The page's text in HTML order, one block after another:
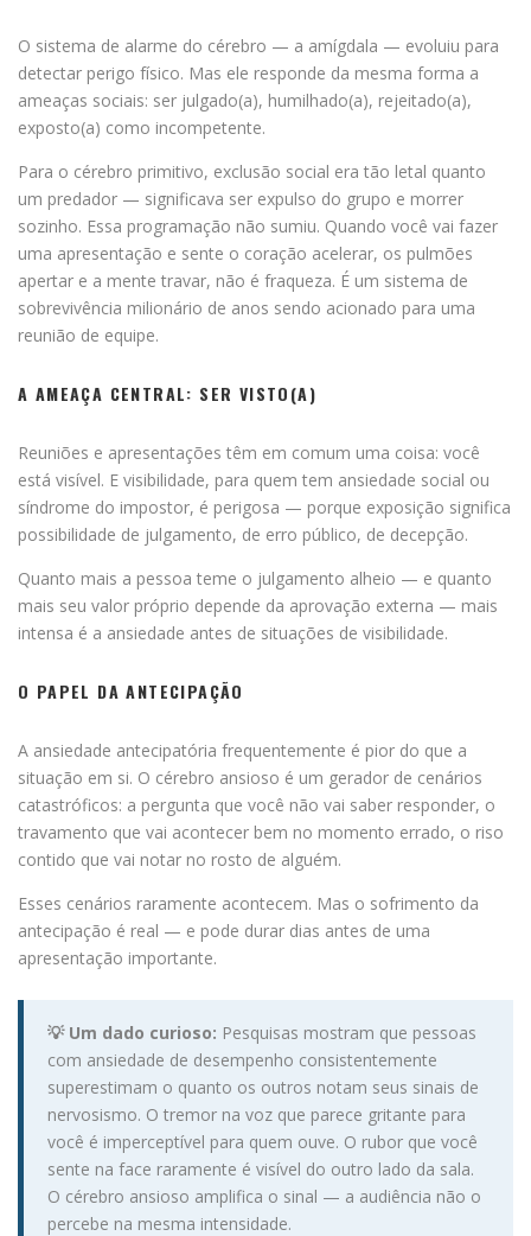
O sistema de alarme do cérebro — a amígdala — evoluiu para
detectar perigo físico. Mas ele responde da mesma forma a
ameaças sociais: ser julgado(a), humilhado(a), rejeitado(a),
exposto(a) como incompetente.
Para o cérebro primitivo, exclusão social era tão letal quanto
um predador — significava ser expulso do grupo e morrer
sozinho. Essa programação não sumiu. Quando você vai fazer
uma apresentação e sente o coração acelerar, os pulmões
apertar e a mente travar, não é fraqueza. É um sistema de
sobrevivência milionário de anos sendo acionado para uma
reunião de equipe.
A AMEAÇA CENTRAL: SER VISTO(A)
Reuniões e apresentações têm em comum uma coisa: você
está visível. E visibilidade, para quem tem ansiedade social ou
síndrome do impostor, é perigosa — porque exposição significa
possibilidade de julgamento, de erro público, de decepção.
Quanto mais a pessoa teme o julgamento alheio — e quanto
mais seu valor próprio depende da aprovação externa — mais
intensa é a ansiedade antes de situações de visibilidade.
O PAPEL DA ANTECIPAÇÃO
A ansiedade antecipatória frequentemente é pior do que a
situação em si. O cérebro ansioso é um gerador de cenários
catastróficos: a pergunta que você não vai saber responder, o
travamento que vai acontecer bem no momento errado, o riso
contido que vai notar no rosto de alguém.
Esses cenários raramente acontecem. Mas o sofrimento da
antecipação é real — e pode durar dias antes de uma
apresentação importante.
💡 Um dado curioso: Pesquisas mostram que pessoas
com ansiedade de desempenho consistentemente
superestimam o quanto os outros notam seus sinais de
nervosismo. O tremor na voz que parece gritante para
você é imperceptível para quem ouve. O rubor que você
sente na face raramente é visível do outro lado da sala.
O cérebro ansioso amplifica o sinal — a audiência não o
percebe na mesma intensidade.